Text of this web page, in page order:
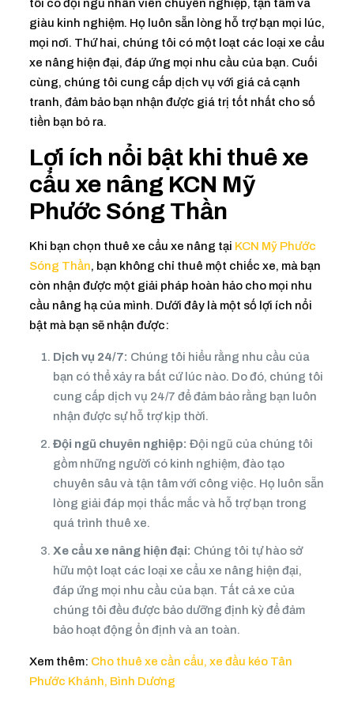
tôi có đội ngũ nhân viên chuyên nghiệp, tận tâm và
giàu kinh nghiệm. Họ luôn sẵn lòng hỗ trợ bạn mọi lúc,
mọi nơi. Thứ hai, chúng tôi có một loạt các loại xe cẩu
xe nâng hiện đại, đáp ứng mọi nhu cầu của bạn. Cuối
cùng, chúng tôi cung cấp dịch vụ với giá cả cạnh
tranh, đảm bảo bạn nhận được giá trị tốt nhất cho số
tiền bạn bỏ ra.
Lợi ích nổi bật khi thuê xe
cẩu xe nâng KCN Mỹ
Phước Sóng Thần
Khi bạn chọn thuê xe cẩu xe nâng tại KCN Mỹ Phước
Sóng Thần, bạn không chỉ thuê một chiếc xe, mà bạn
còn nhận được một giải pháp hoàn hảo cho mọi nhu
cầu nâng hạ của mình. Dưới đây là một số lợi ích nổi
bật mà bạn sẽ nhận được:
Dịch vụ 24/7: Chúng tôi hiểu rằng nhu cầu của
bạn có thể xảy ra bất cứ lúc nào. Do đó, chúng tôi
cung cấp dịch vụ 24/7 để đảm bảo rằng bạn luôn
nhận được sự hỗ trợ kịp thời.
Đội ngũ chuyên nghiệp: Đội ngũ của chúng tôi
gồm những người có kinh nghiệm, đào tạo
chuyên sâu và tận tâm với công việc. Họ luôn sẵn
lòng giải đáp mọi thắc mắc và hỗ trợ bạn trong
quá trình thuê xe.
Xe cẩu xe nâng hiện đại: Chúng tôi tự hào sở
hữu một loạt các loại xe cẩu xe nâng hiện đại,
đáp ứng mọi nhu cầu của bạn. Tất cả xe của
chúng tôi đều được bảo dưỡng định kỳ để đảm
bảo hoạt động ổn định và an toàn.
Xem thêm: Cho thuê xe cần cẩu, xe đầu kéo Tân
Phước Khánh, Bình Dương